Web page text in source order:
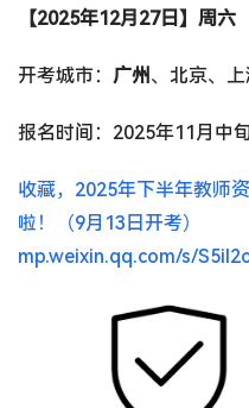
【2025年12月27日】周六
开考城市： 广州 、北京、
报名时间：2025年11月中
收藏，2025年下半年教师
啦！（9月13日开考）
mp.weixin.qq.com/s/